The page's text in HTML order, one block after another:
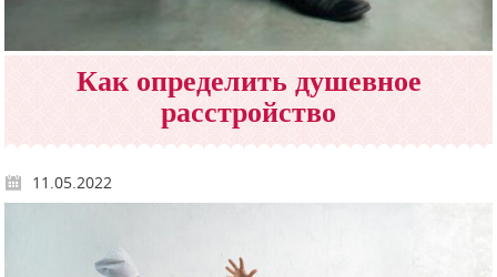
Как определить душевное
расстройство
11.05.2022